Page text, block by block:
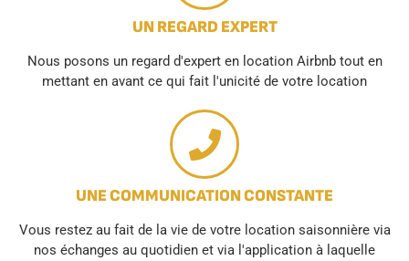
UN REGARD EXPERT
Nous posons un regard d'expert en location Airbnb tout en
mettant en avant ce qui fait l'unicité de votre location
UNE COMMUNICATION CONSTANTE
Vous restez au fait de la vie de votre location saisonnière via
nos échanges au quotidien et via l'application à laquelle